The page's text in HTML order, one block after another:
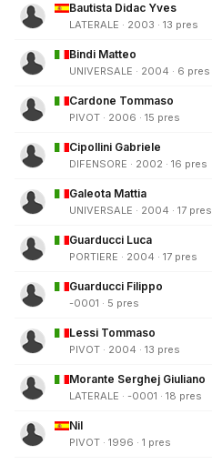
Bautista Didac Yves
LATERALE · 2003 · 13 pres
Bindi Matteo
UNIVERSALE · 2004 · 6 pres
Cardone Tommaso
PIVOT · 2006 · 15 pres
Cipollini Gabriele
DIFENSORE · 2002 · 16 pres
Galeota Mattia
UNIVERSALE · 2004 · 17 pres
Guarducci Luca
PORTIERE · 2004 · 17 pres
Guarducci Filippo
-0001 · 5 pres
Lessi Tommaso
PIVOT · 2004 · 13 pres
Morante Serghej Giuliano
LATERALE · -0001 · 18 pres
Nil
PIVOT · 1996 · 1 pres